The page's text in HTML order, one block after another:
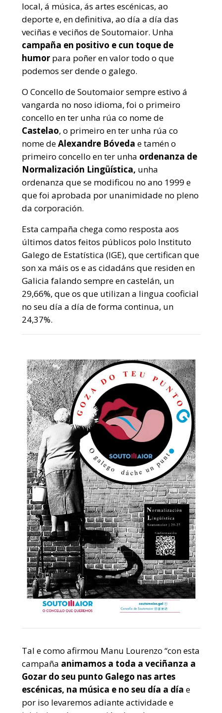
local, á música, ás artes escénicas, ao
deporte e, en definitiva, ao día a día das
veciñas e veciños de Soutomaior. Unha
campaña en positivo e cun toque de
humor para poñer en valor todo o que
podemos ser dende o galego.
O Concello de Soutomaior sempre estivo á
vangarda no noso idioma, foi o primeiro
concello en ter unha rúa co nome de
Castelao, o primeiro en ter unha rúa co
nome deAlexandre Bóveda e tamén o
primeiro concello en ter unha ordenanza de
Normalización Lingüística, unha
ordenanza que se modificou no ano 1999 e
que foi aprobada por unanimidade no pleno
da corporación.
Esta campaña chega como resposta aos
últimos datos feitos públicos polo Instituto
Galego de Estatística (IGE), que certifican que
son xa máis os e as cidadáns que residen en
Galicia falando sempre en castelán, un
29,66%, que os que utilizan a lingua cooficial
no seu día a día de forma continua, un
24,37%.
Tal e como afirmou Manu Lourenzo “con esta
campaña animamos a toda a veciñanza a
Gozar do seu punto Galego nas artes
escénicas, na música e no seu día a día e
por iso levaremos adiante actividade e